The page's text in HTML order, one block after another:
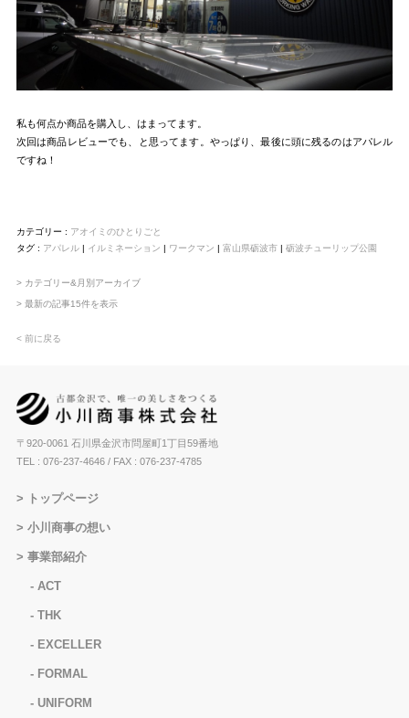
私も何点か商品を購入し、はまってます。
次回は商品レビューでも、と思ってます。やっぱり、最後に頭に残るのはアパレル
ですね！
カテゴリー : アオイミのひとりごと
タグ : アパレル| イルミネーション | ワークマン | 富山県砺波市| 砺波チューリップ公園
> カテゴリー&月別アーカイブ
> 最新の記事15件を表示
< 前に戻る
〒920-0061 石川県金沢市問屋町1丁目59番地
TEL : 076-237-4646/ FAX : 076-237-4785
トップページ
小川商事の想い
事業部紹介
ACT
THK
EXCELLER
FORMAL
UNIFORM